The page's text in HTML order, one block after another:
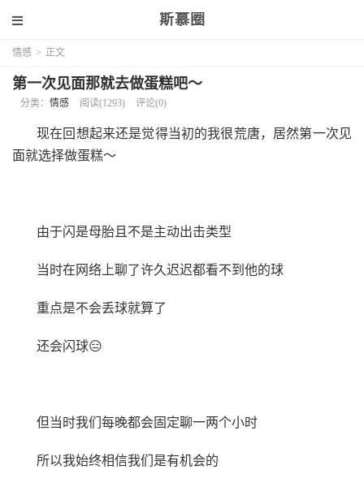
斯慕圈
情感 > 正文
第一次见面那就去做蛋糕吧～
分类： 情感 阅读(1293) 评论(0)
现在回想起来还是觉得当初的我很荒唐，居然第一次见
面就选择做蛋糕～
由于闪是母胎且不是主动出击类型
当时在网络上聊了许久迟迟都看不到他的球
重点是不会丢球就算了
还会闪球😑
但当时我们每晚都会固定聊一两个小时
所以我始终相信我们是有机会的